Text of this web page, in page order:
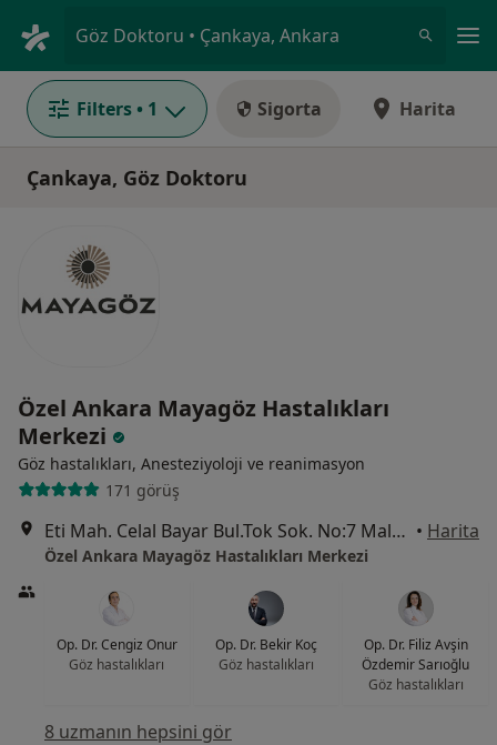
Göz Doktoru • Çankaya, Ankara
Filters • 1 Sigorta Harita
Çankaya, Göz Doktoru
Özel Ankara Mayagöz Hastalıkları
Merkezi
Göz hastalıkları, Anesteziyoloji ve reanimasyon
171 görüş
Eti Mah. Celal Bayar Bul.Tok Sok. No:7 Maltepe Çankaya, Ankara • Harita
Özel Ankara Mayagöz Hastalıkları Merkezi
Op. Dr. Cengiz Onur
Göz hastalıkları
Op. Dr. Bekir Koç
Göz hastalıkları
Op. Dr. Filiz Avşin
Özdemir Sarıoğlu
Göz hastalıkları
8 uzmanın hepsini gör